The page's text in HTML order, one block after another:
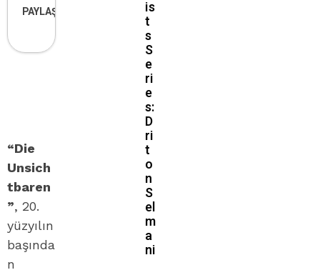
PAYLAŞ
“Die
Unsich
tbaren
”, 20.
yüzyılın
başında
n
is
t
s
S
e
ri
e
s:
D
ri
t
o
n
S
el
m
a
ni